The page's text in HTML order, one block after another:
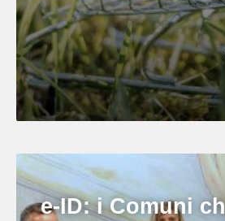
e-ID: i Comuni